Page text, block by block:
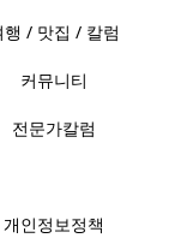
행 / 맛집 / 칼럼
커뮤니티
전문가칼럼
개인정보정책